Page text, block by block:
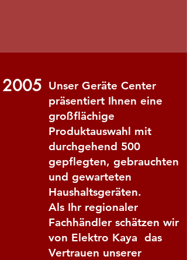
2005 Unser Geräte Center
präsentiert Ihnen eine
großflächige
Produktauswahl mit
durchgehend 500
gepflegten, gebrauchten
und gewarteten
Haushaltsgeräten.
Als Ihr regionaler
Fachhändler schätzen wir
von Elektro Kaya das
Vertrauen unserer